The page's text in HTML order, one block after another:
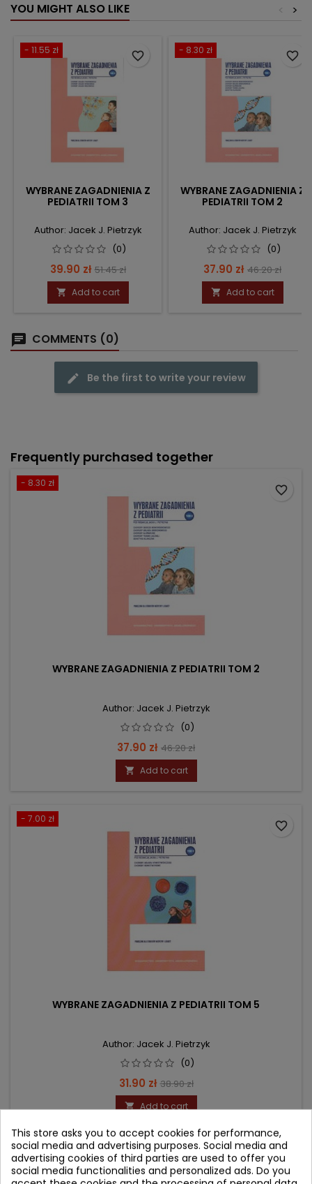
YOU MIGHT ALSO LIKE >
<
- 11.55 zł
WYBRANE ZAGADNIENIA Z
PEDIATRII TOM 3
Author: Jacek J. Pietrzyk
(0)
Price
39.90 zł Regular
price
51.45 zł
 Add to cart
favorite_border - 8.30 zł
WYBRANE ZAGADNIENIA Z
PEDIATRII TOM 2
Author: Jacek J. Pietrzyk
(0)
Price
37.90 zł Regular
price
46.20 zł
 Add to cart
favorite_border
COMMENTS (0)
Be the first to write your review
Frequently purchased together
- 8.30 zł
WYBRANE ZAGADNIENIA Z PEDIATRII TOM 2
Author: Jacek J. Pietrzyk
(0)
Price
37.90 zł Regular
price
46.20 zł
 Add to cart
favorite_border
- 7.00 zł
WYBRANE ZAGADNIENIA Z PEDIATRII TOM 5
Author: Jacek J. Pietrzyk
(0)
Price
31.90 zł Regular
price
38.90 zł
 Add to cart
favorite_border
- 11.55 zł
favorite_border
This store asks you to accept cookies for performance,
social media and advertising purposes. Social media and
advertising cookies of third parties are used to offer you
social media functionalities and personalized ads. Do you